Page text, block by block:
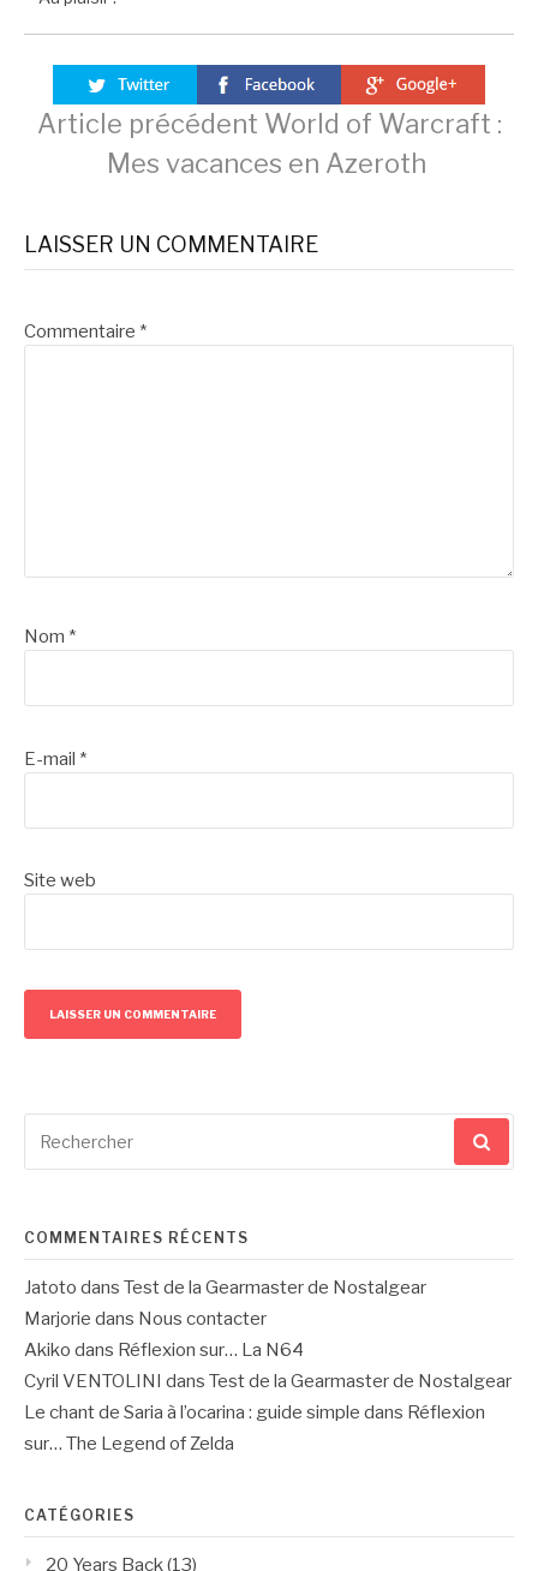
Lire
la
suite
Article précédent World of Warcraft :
Mes vacances en Azeroth
LAISSER UN COMMENTAIRE
Commentaire *
Nom *
E-mail *
Site web
pour
COMMENTAIRES RÉCENTS
Jatoto dans Test de la Gearmaster de Nostalgear
Marjorie dans Nous contacter
Akiko dans Réflexion sur… La N64
Cyril VENTOLINI
dans Test de la Gearmaster de Nostalgear
Le chant de Saria à l’ocarina : guide simple dans Réflexion
sur… The Legend of Zelda
CATÉGORIES
20 Years Back(13)